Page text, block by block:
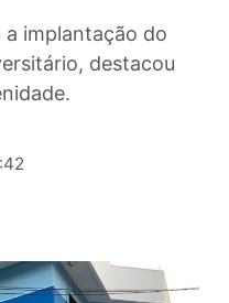
a implantação do
destacou